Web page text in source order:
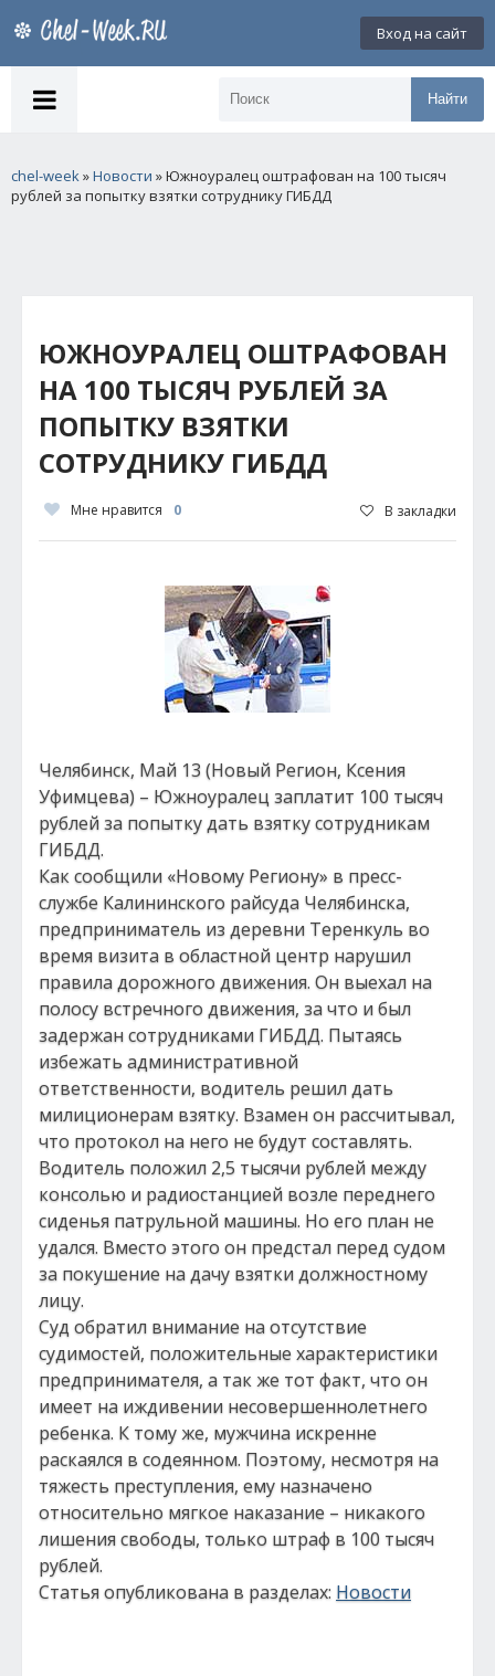
Вход на сайт
Найти
chel-week»Новости » Южноуралец оштрафован на 100 тысяч
рублей за попытку взятки сотруднику ГИБДД
ЮЖНОУРАЛЕЦ ОШТРАФОВАН
НА 100 ТЫСЯЧ РУБЛЕЙ ЗА
ПОПЫТКУ ВЗЯТКИ
СОТРУДНИКУ ГИБДД
Мне нравится 0 В закладки
Челябинск, Май 13 (Новый Регион, Ксения
Уфимцева) – Южноуралец заплатит 100 тысяч
рублей за попытку дать взятку сотрудникам
ГИБДД.
Как сообщили «Новому Региону» в пресс-
службе Калининского райсуда Челябинска,
предприниматель из деревни Теренкуль во
время визита в областной центр нарушил
правила дорожного движения. Он выехал на
полосу встречного движения, за что и был
задержан сотрудниками ГИБДД. Пытаясь
избежать административной
ответственности, водитель решил дать
милиционерам взятку. Взамен он рассчитывал,
что протокол на него не будут составлять.
Водитель положил 2,5 тысячи рублей между
консолью и радиостанцией возле переднего
сиденья патрульной машины. Но его план не
удался. Вместо этого он предстал перед судом
за покушение на дачу взятки должностному
лицу.
Суд обратил внимание на отсутствие
судимостей, положительные характеристики
предпринимателя, а так же тот факт, что он
имеет на иждивении несовершеннолетнего
ребенка. К тому же, мужчина искренне
раскаялся в содеянном. Поэтому, несмотря на
тяжесть преступления, ему назначено
относительно мягкое наказание – никакого
лишения свободы, только штраф в 100 тысяч
рублей.
Статья опубликована в разделах: Новости